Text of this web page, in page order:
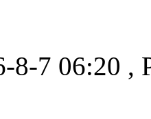
8-7 06:20 ,